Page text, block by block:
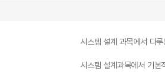
시스템 설계 과목에서 다
시스템 설계과목에서 기